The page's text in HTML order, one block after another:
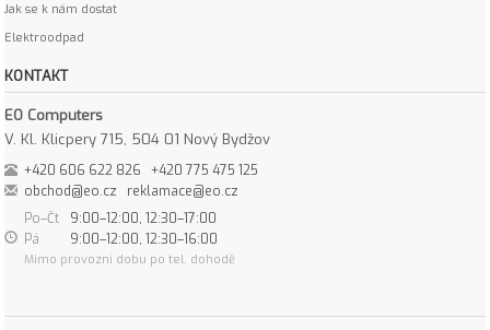
Jak se k nám dostat
Elektroodpad
KONTAKT
EO Computers
V. Kl. Klicpery 715, 504 01 Nový Bydžov
+420 606 622 826
+420 775 475 125
obchod@eo.cz
reklamace@eo.cz
Po–Čt
9:00–12:00, 12:30–17:00
Pá
9:00–12:00, 12:30–16:00
Mimo provozní dobu po tel. dohodě